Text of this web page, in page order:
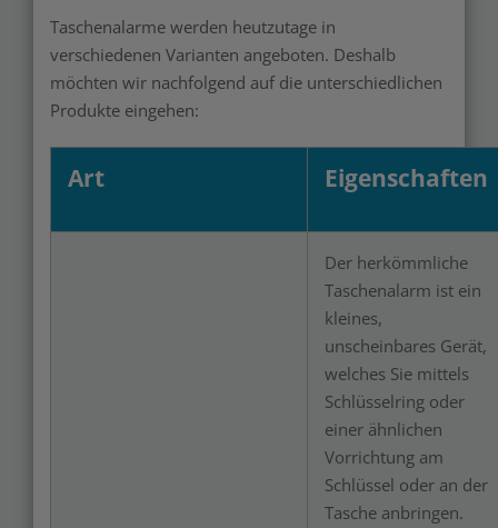
Taschenalarme werden heutzutage in
verschiedenen Varianten angeboten. Deshalb
möchten wir nachfolgend auf die unterschiedlichen
Produkte eingehen:
Art Eigenschaften
Der herkömmliche
Taschenalarm ist ein
kleines,
unscheinbares Gerät,
welches Sie mittels
Schlüsselring oder
einer ähnlichen
Vorrichtung am
Schlüssel oder an der
Tasche anbringen.